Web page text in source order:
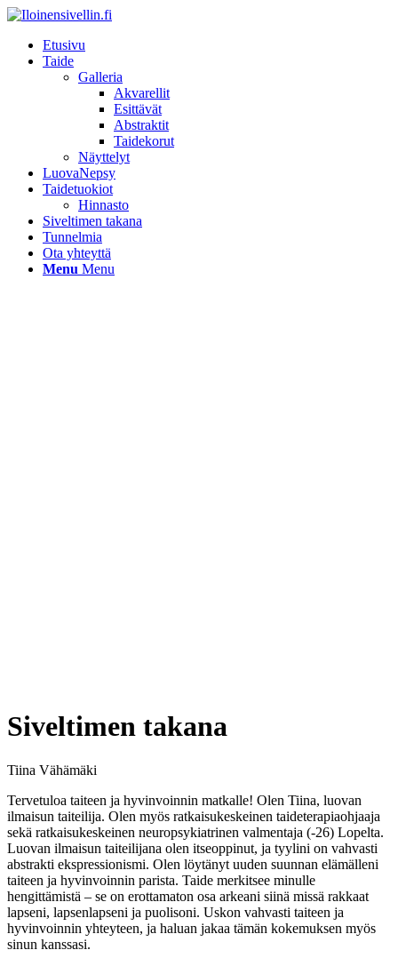
Etusivu
Taide
Galleria
Akvarellit
Esittävät
Abstraktit
Taidekorut
Näyttelyt
LuovaNepsy
Taidetuokiot
Hinnasto
Siveltimen takana
Tunnelmia
Ota yhteyttä
Menu Menu
Siveltimen takana
Tiina Vähämäki
Tervetuloa taiteen ja hyvinvoinnin matkalle! Olen Tiina, luovan
ilmaisun taiteilija. Olen myös ratkaisukeskeinen taideterapiaohjaaja
sekä ratkaisukeskeinen neuropsykiatrinen valmentaja (-26) Lopelta.
Luovan ilmaisun taiteilijana olen itseoppinut, ja tyylini on vahvasti
abstrakti ekspressionismi. Olen löytänyt uuden suunnan elämälleni
taiteen ja hyvinvoinnin parista. Taide merkitsee minulle
hengittämistä – se on erottamaton osa arkeani siinä missä rakkaat
lapseni, lapsenlapseni ja puolisoni. Uskon vahvasti taiteen ja
hyvinvoinnin yhteyteen, ja haluan jakaa tämän kokemuksen myös
sinun kanssasi.